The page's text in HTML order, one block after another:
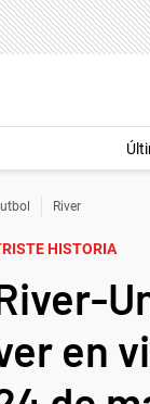
River
HISTORIA
en